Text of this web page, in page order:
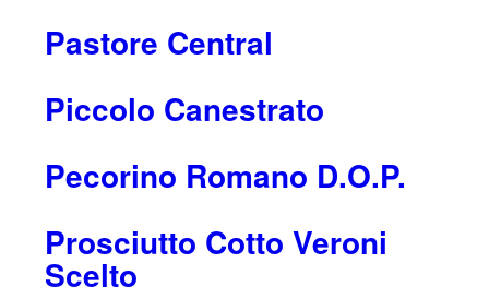
Pastore Central
Piccolo Canestrato
Pecorino Romano D.O.P.
Prosciutto Cotto Veroni
Scelto